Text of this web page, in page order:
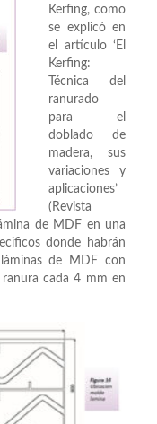
Kerfing, como
se explicó en
el artículo ‘El
Kerfing:
Técnica del
ranurado
para el
doblado de
madera, sus
variaciones y
aplicaciones’
(Revista
de MDF en una
donde habrán
de MDF con
cada 4 mm en